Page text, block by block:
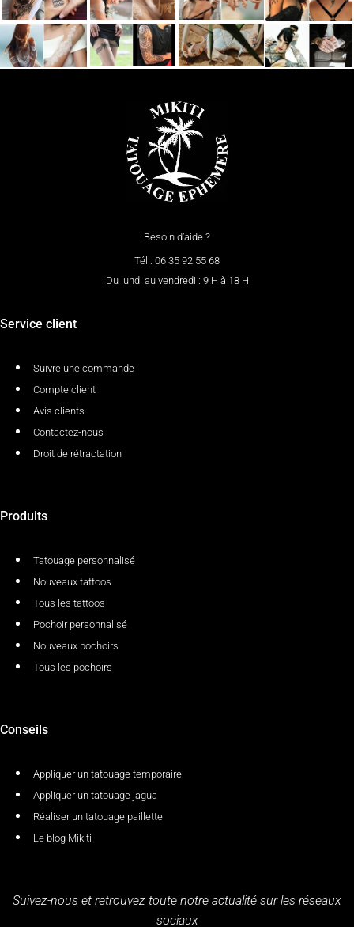
Besoin d’aide ?
Tél : 06 35 92 55 68
Du lundi au vendredi : 9 H à 18 H
Service client
Suivre une commande
Compte client
Avis clients
Contactez-nous
Droit de rétractation
Produits
Tatouage personnalisé
Nouveaux tattoos
Tous les tattoos
Pochoir personnalisé
Nouveaux pochoirs
Tous les pochoirs
Conseils
Appliquer un tatouage temporaire
Appliquer un tatouage jagua
Réaliser un tatouage paillette
Le blog Mikiti
Suivez-nous et retrouvez toute notre actualité sur les réseaux
sociaux